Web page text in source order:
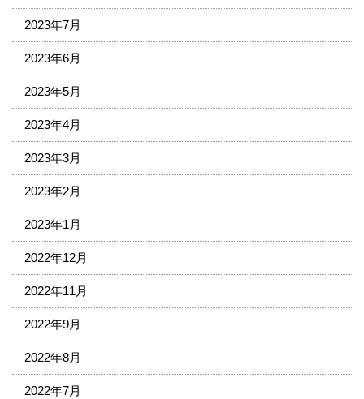
2023年7月
2023年6月
2023年5月
2023年4月
2023年3月
2023年2月
2023年1月
2022年12月
2022年11月
2022年9月
2022年8月
2022年7月